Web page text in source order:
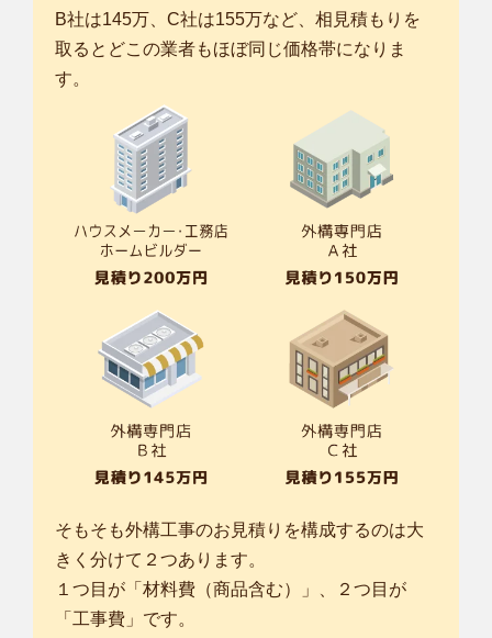
B社は145万、C社は155万など、相見積もりを
取るとどこの業者もほぼ同じ価格帯になりま
す。
そもそも外構工事のお見積りを構成するのは大
きく分けて２つあります。
１つ目が「材料費（商品含む）」、２つ目が
「工事費」です。